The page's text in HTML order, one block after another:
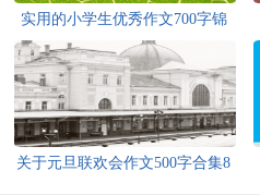
实用的小学生优秀作文700字锦
集九篇
关于元旦联欢会作文500字合集8